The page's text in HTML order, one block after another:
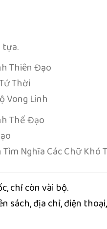
tựa.
Thiên Đạo
Thời
Vong Linh
Thế Đạo
Nghĩa Các Chữ Khó
chỉ còn vài bộ.
sách, địa chỉ, điện